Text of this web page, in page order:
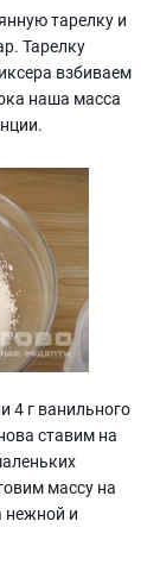
тарелку и
Тарелку
взбиваем
наша масса
4 г ванильного
ставим на
массу на
нежной и